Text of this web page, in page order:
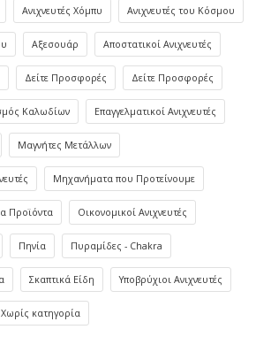
Ανιχνευτές Χόμπυ Ανιχνευτές του Κόσμου
Αξεσουάρ Αποστατικοί Ανιχνευτές
Δείτε Προσφορές Δείτε Προσφορές
Καλωδίων Επαγγελματικοί Ανιχνευτές
Μαγνήτες Μετάλλων
Μηχανήματα που Προτείνουμε
Προϊόντα Οικονομικοί Ανιχνευτές
Πηνία Πυραμίδες - Chakra
Σκαπτικά Είδη Υποβρύχιοι Ανιχνευτές
Χωρίς κατηγορία